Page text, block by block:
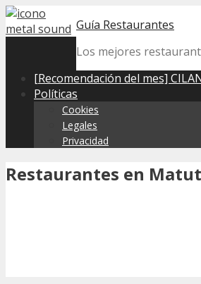
Skip
to
Guía Restaurantes
Los mejores
[Recomendación del mes]
Políticas
Cookies
Legales
Privacidad
Restaurantes en